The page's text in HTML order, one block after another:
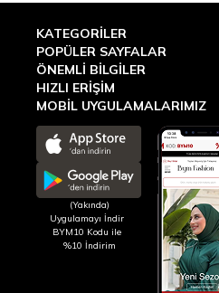
KATEGORILER
POPÜLER SAYFALAR
ÖNEMLI BILGILER
HIZLI ERIŞIM
MOBİL UYGULAMALARIMIZ
(Yakında)
Uygulamayı İndir
BYM10 Kodu ile
%10 İndirim